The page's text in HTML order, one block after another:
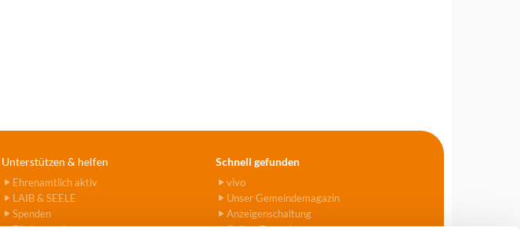
Unterstützen & helfen
Ehrenamtlich aktiv
LAIB & SEELE
Spenden
Schnell gefunden
vivo
Unser Gemeindemagazin
Anzeigenschaltung